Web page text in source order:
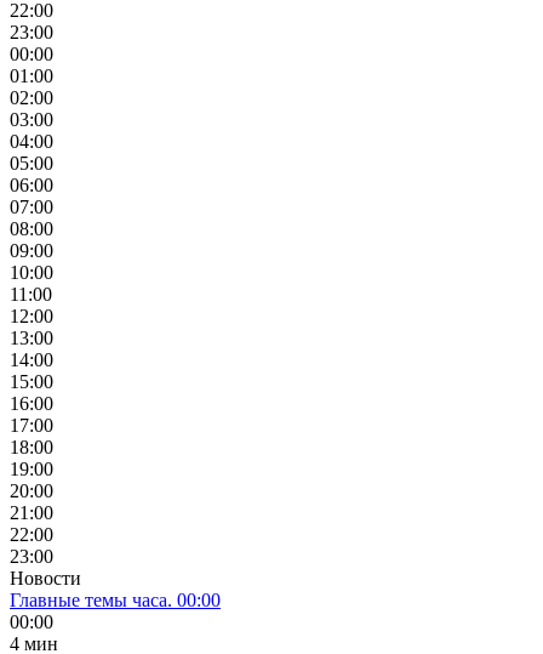
22:00
23:00
00:00
01:00
02:00
03:00
04:00
05:00
06:00
07:00
08:00
09:00
10:00
11:00
12:00
13:00
14:00
15:00
16:00
17:00
18:00
19:00
20:00
21:00
22:00
23:00
Новости
Главные темы часа. 00:00
00:00
4 мин